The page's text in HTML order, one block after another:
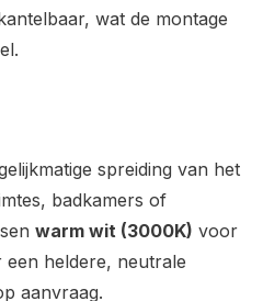
wat de montage
spreiding van het
badkamers of
warm wit (3000K) voor
een heldere, neutrale
aanvraag.